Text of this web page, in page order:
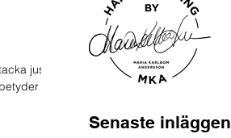
just
Senaste inläggen